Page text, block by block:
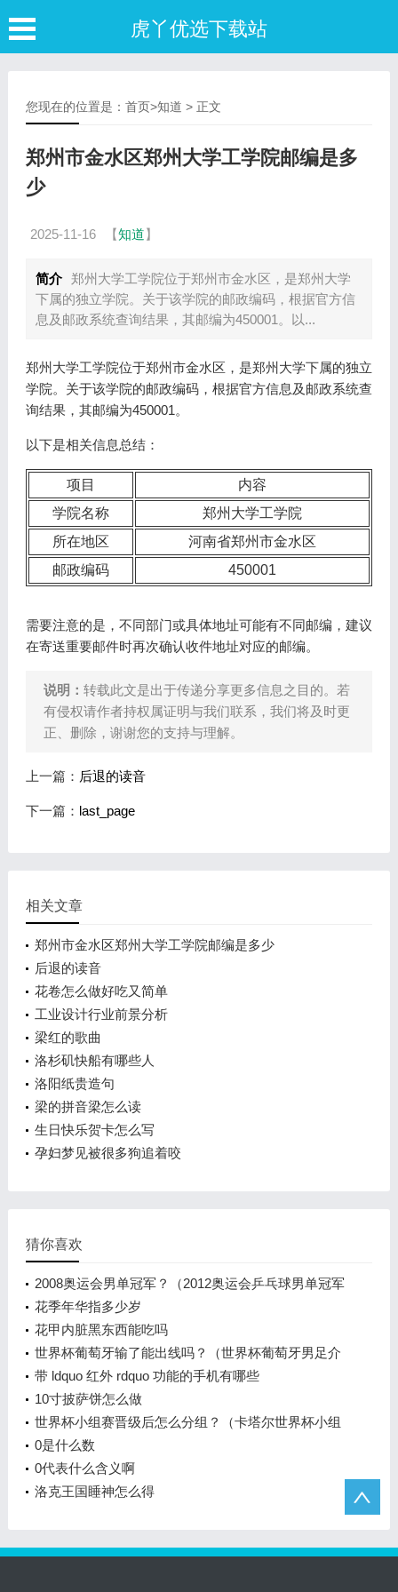
虎丫优选下载站
您现在的位置是： 首页>知道 > 正文
郑州市金水区郑州大学工学院邮编是多
少
2025-11-16 【知道】
简介 郑州大学工学院位于郑州市金水区，是郑州大学
下属的独立学院。关于该学院的邮政编码，根据官方信
息及邮政系统查询结果，其邮编为450001。以...
郑州大学工学院位于郑州市金水区，是郑州大学下属的独立
学院。关于该学院的邮政编码，根据官方信息及邮政系统查
询结果，其邮编为450001。
以下是相关信息总结：
项目
内容
学院名称
郑州大学工学院
所在地区
河南省郑州市金水区
邮政编码
450001
需要注意的是，不同部门或具体地址可能有不同邮编，建议
在寄送重要邮件时再次确认收件地址对应的邮编。
说明： 转载此文是出于传递分享更多信息之目的。若
有侵权请作者持权属证明与我们联系，我们将及时更
正、删除，谢谢您的支持与理解。
上一篇： 后退的读音
下一篇： last_page
相关文章
郑州市金水区郑州大学工学院邮编是多少
后退的读音
花卷怎么做好吃又简单
工业设计行业前景分析
梁红的歌曲
洛杉矶快船有哪些人
洛阳纸贵造句
梁的拼音梁怎么读
生日快乐贺卡怎么写
孕妇梦见被很多狗追着咬
猜你喜欢
2008奥运会男单冠军？（2012奥运会乒乓球男单冠军
决赛？）
花季年华指多少岁
花甲内脏黑东西能吃吗
世界杯葡萄牙输了能出线吗？（世界杯葡萄牙男足介
绍？）
带 ldquo 红外 rdquo 功能的手机有哪些
10寸披萨饼怎么做
世界杯小组赛晋级后怎么分组？（卡塔尔世界杯小组
赛分组？）
0是什么数
0代表什么含义啊
洛克王国睡神怎么得